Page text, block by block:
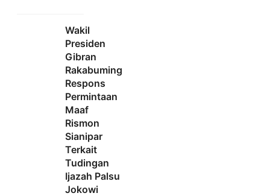
Wakil
Presiden
Gibran
Rakabuming
Respons
Permintaan
Maaf
Rismon
Sianipar
Terkait
Tudingan
Ijazah Palsu
Jokowi